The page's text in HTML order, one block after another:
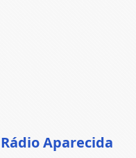
Rádio Aparecida